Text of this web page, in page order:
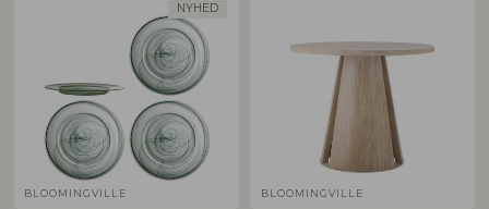
NYHED
BLOOMINGVILLE BLOOMINGVILLE